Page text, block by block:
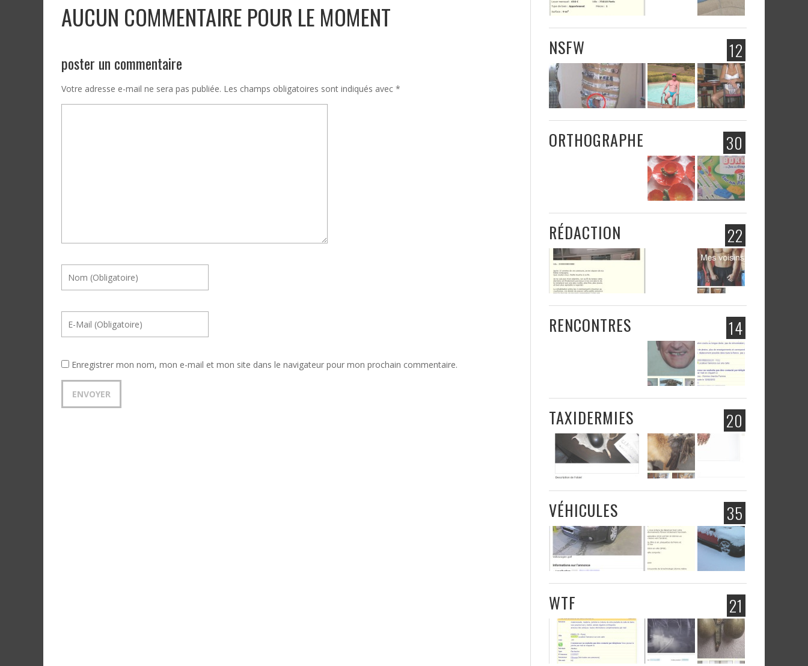
AUCUN COMMENTAIRE POUR LE MOMENT
poster un commentaire
Votre adresse e-mail ne sera pas publiée. Les champs obligatoires sont indiqués avec *
Enregistrer mon nom, mon e-mail et mon site dans le navigateur pour mon prochain commentaire.
12
NSFW
30
ORTHOGRAPHE
22
RÉDACTION
14
RENCONTRES
20
TAXIDERMIES
35
VÉHICULES
21
WTF